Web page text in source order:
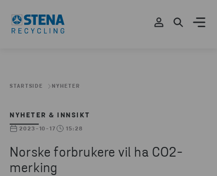
STARTSIDE NYHETER
NYHETER & INNSIKT
2023-10-17 15:28
Norske forbrukere vil ha CO2-
merking